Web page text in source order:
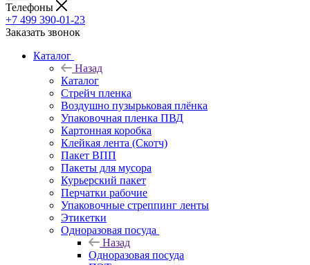
Телефоны
+7 499 390-01-23
Заказать звонок
Каталог
Назад
Каталог
Стрейч пленка
Воздушно пузырьковая плёнка
Упаковочная пленка ПВД
Картонная коробка
Клейкая лента (Скотч)
Пакет ВПП
Пакеты для мусора
Курьерский пакет
Перчатки рабочие
Упаковочные стреппинг ленты
Этикетки
Одноразовая посуда
Назад
Одноразовая посуда